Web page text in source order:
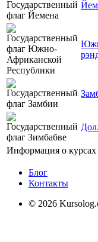
Информация о курсах
Блог
Контакты
© 2026